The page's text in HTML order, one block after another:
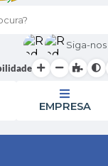
Siga-nos
EMPRESA